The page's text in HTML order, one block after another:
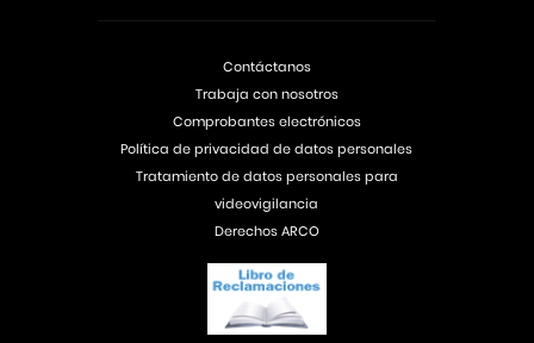
Contáctanos
Trabaja con nosotros
Comprobantes electrónicos
Política de privacidad de datos personales
Tratamiento de datos personales para
videovigilancia
Derechos ARCO